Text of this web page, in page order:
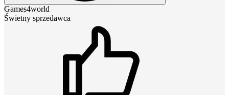
Games4world
Świetny sprzedawca